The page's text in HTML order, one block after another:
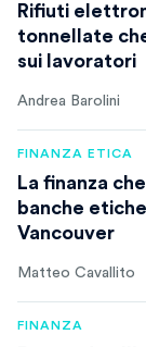
Rifiuti
tonnellate
sui lavoratori
Andrea Barolini
FINANZA ETICA
La finanza
banche
Vancouver
Matteo Cavallito
FINANZA